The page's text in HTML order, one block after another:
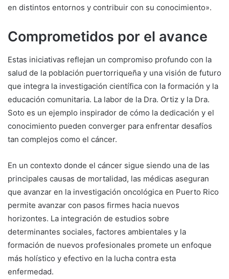
en distintos entornos y contribuir con su conocimiento».
Comprometidos por el avance
Estas iniciativas reflejan un compromiso profundo con la
salud de la población puertorriqueña y una visión de futuro
que integra la investigación científica con la formación y la
educación comunitaria. La labor de la Dra. Ortiz y la Dra.
Soto es un ejemplo inspirador de cómo la dedicación y el
conocimiento pueden converger para enfrentar desafíos
tan complejos como el cáncer.
En un contexto donde el cáncer sigue siendo una de las
principales causas de mortalidad, las médicas aseguran
que avanzar en la investigación oncológica en Puerto Rico
permite avanzar con pasos firmes hacia nuevos
horizontes. La integración de estudios sobre
determinantes sociales, factores ambientales y la
formación de nuevos profesionales promete un enfoque
más holístico y efectivo en la lucha contra esta
enfermedad.